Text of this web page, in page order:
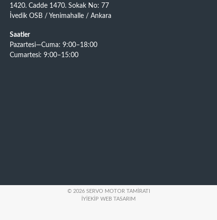
1420. Cadde 1470. Sokak No: 77
İvedik OSB / Yenimahalle / Ankara
Saatler
Pazartesi—Cuma: 9:00–18:00
Cumartesi: 9:00–15:00
© 2026 SERVO MOTOR TAMIRATI
İYIEKIP WEB TASARIM